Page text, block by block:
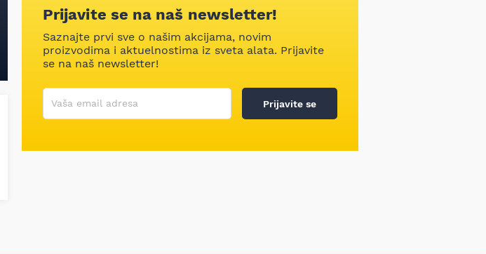
Prijavite se na naš newsletter!
Saznajte prvi sve o našim akcijama, novim
proizvodima i aktuelnostima iz sveta alata. Prijavite
se na naš newsletter!
Korisničko ime
Vaša email adresa
Prijavite se